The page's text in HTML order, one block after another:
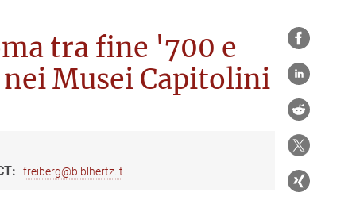
tra fine '700 e
Musei Capitolini
freiberg@biblhertz.it